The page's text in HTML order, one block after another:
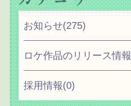
お知らせ(275)
ロケ作品のリリース情報
採用情報(0)